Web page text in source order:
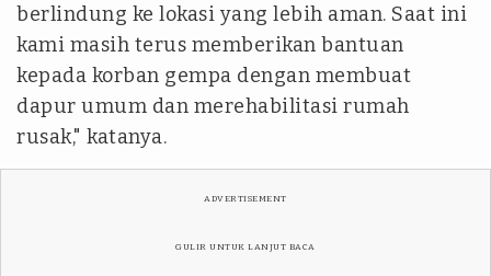
berlindung ke lokasi yang lebih aman. Saat ini
kami masih terus memberikan bantuan
kepada korban gempa dengan membuat
dapur umum dan merehabilitasi rumah
rusak," katanya.
ADVERTISEMENT
GULIR UNTUK LANJUT BACA